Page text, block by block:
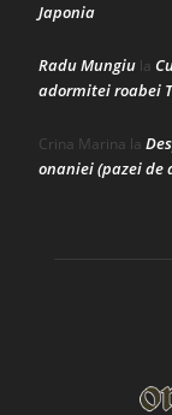
Japonia
Radu Mungiu la
adormitei roabei
Crina Marina la
onaniei (pazei de